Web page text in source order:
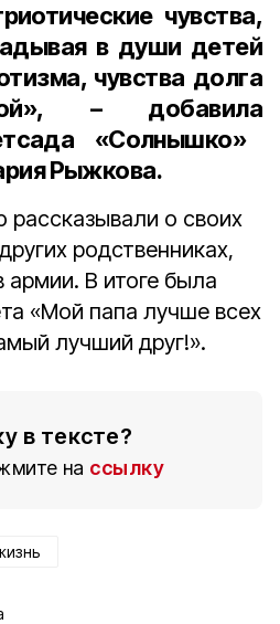
чувства,
в души детей
чувства долга
– добавила
«Солнышко»
Рыжкова.
рассказывали о своих
родственниках,
В итоге была
«Мой папа лучше всех
лучший друг!».
в тексте?
на ссылку